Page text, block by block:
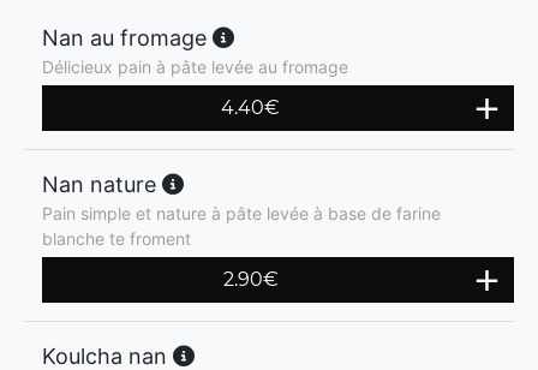
Nan au fromage
Délicieux pain à pâte levée au fromage
4.40€
Nan nature
Pain simple et nature à pâte levée à base de farine
blanche te froment
2.90€
Koulcha nan